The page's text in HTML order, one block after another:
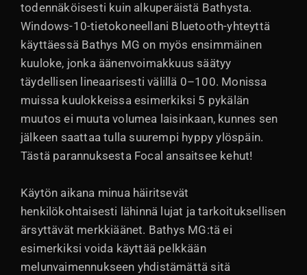
todennäköisesti kuin alkuperäistä Bathysta.
Windows-10-tietokoneellani Bluetooth-yhteyttä
käyttäessä Bathys MG on myös ensimmäinen
kuuloke, jonka äänenvoimakkuus säätyy
täydellisen lineaarisesti välillä 0–100. Monissa
muissa kuulokkeissa esimerkiksi 5 pykälän
muutos ei muuta volumea laisinkaan, kunnes sen
jälkeen saattaa tulla suurempi hyppy ylöspäin.
Tästä parannuksesta Focal ansaitsee kehut!
Käytön aikana minua häiritsevät
henkilökohtaisesti lähinnä lujat ja tarkoituksellisen
ärsyttävät merkkiäänet. Bathys MG:tä ei
esimerkiksi voida käyttää pelkkään
melunvaimennukseen yhdistämättä sitä